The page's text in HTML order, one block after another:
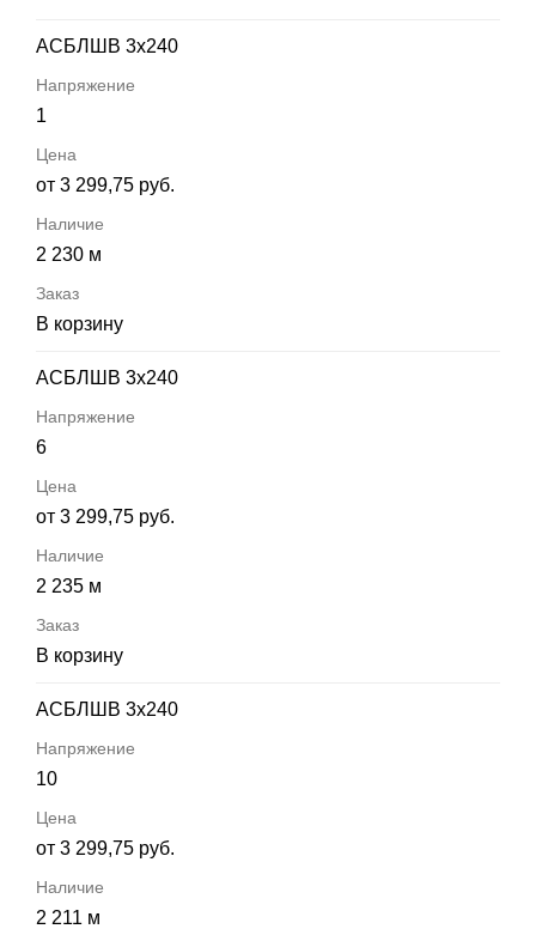
АСБЛШВ 3х240
1
от 3 299,75 руб.
2 230 м
В корзину
АСБЛШВ 3х240
6
от 3 299,75 руб.
2 235 м
В корзину
АСБЛШВ 3х240
10
от 3 299,75 руб.
2 211 м